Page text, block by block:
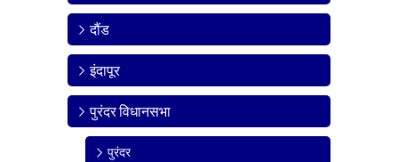
दौंड
इंदापूर
पुरंदर विधानसभा
पुरंदर